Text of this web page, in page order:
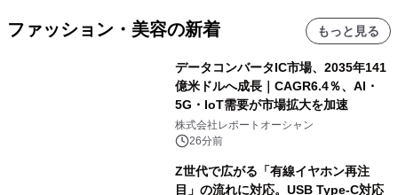
ファッション・美容の新着 もっと見る
データコンバータIC市場、2035年141
億米ドルへ成長｜CAGR6.4％、AI・
5G・IoT需要が市場拡大を加速
株式会社レポートオーシャン
26分前
Z世代で広がる「有線イヤホン再注
目」の流れに対応。USB Type-C対応